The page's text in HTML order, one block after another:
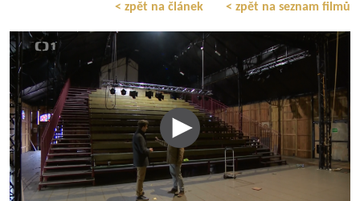
< zpět na článek < zpět na seznam filmů